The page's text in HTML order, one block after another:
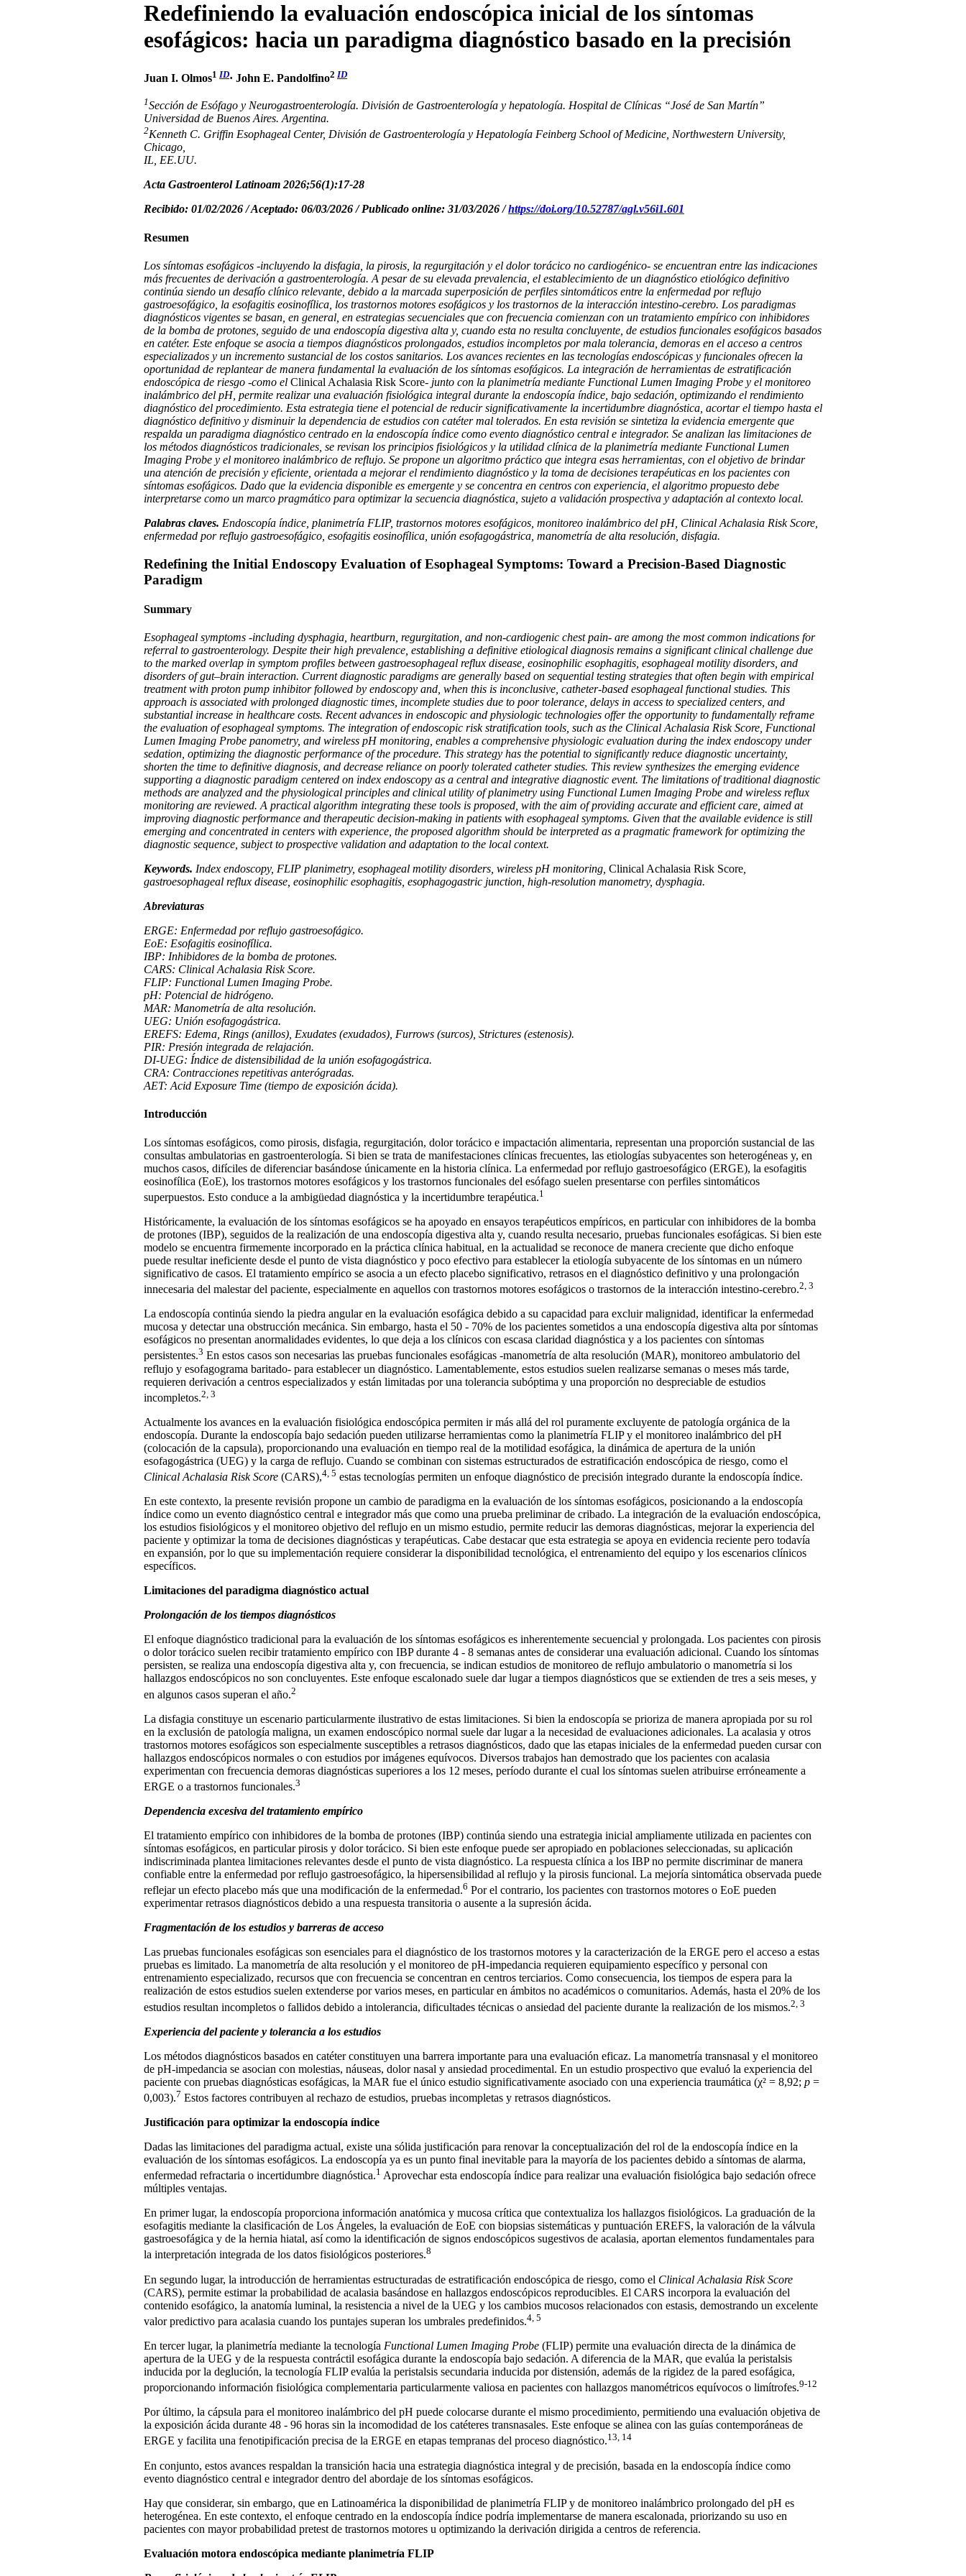
Redefiniendo la evaluación endoscópica inicial de los síntomas
esofágicos: hacia un paradigma diagnóstico basado en la precisión
Juan I. Olmos1 ID· John E. Pandolfino2 ID
1Sección de Esófago y Neurogastroenterología. División de Gastroenterología y hepatología. Hospital de Clínicas “José de San Martín”
Universidad de Buenos Aires. Argentina.
2Kenneth C. Griffin Esophageal Center, División de Gastroenterología y Hepatología Feinberg School of Medicine, Northwestern University,
Chicago,
IL, EE.UU.
Acta Gastroenterol Latinoam 2026;56(1):17-28
Recibido: 01/02/2026 / Aceptado: 06/03/2026 / Publicado online: 31/03/2026 /https://doi.org/10.52787/agl.v56i1.601
Resumen
Los síntomas esofágicos -incluyendo la disfagia, la pirosis, la regurgitación y el dolor torácico no cardiogénico- se encuentran entre las indicaciones
más frecuentes de derivación a gastroenterología. A pesar de su elevada prevalencia, el establecimiento de un diagnóstico etiológico definitivo
continúa siendo un desafío clínico relevante, debido a la marcada superposición de perfiles sintomáticos entre la enfermedad por reflujo
gastroesofágico, la esofagitis eosinofílica, los trastornos motores esofágicos y los trastornos de la interacción intestino-cerebro. Los paradigmas
diagnósticos vigentes se basan, en general, en estrategias secuenciales que con frecuencia comienzan con un tratamiento empírico con inhibidores
de la bomba de protones, seguido de una endoscopía digestiva alta y, cuando esta no resulta concluyente, de estudios funcionales esofágicos basados
en catéter. Este enfoque se asocia a tiempos diagnósticos prolongados, estudios incompletos por mala tolerancia, demoras en el acceso a centros
especializados y un incremento sustancial de los costos sanitarios. Los avances recientes en las tecnologías endoscópicas y funcionales ofrecen la
oportunidad de replantear de manera fundamental la evaluación de los síntomas esofágicos. La integración de herramientas de estratificación
endoscópica de riesgo -como el Clinical Achalasia Risk Score- junto con la planimetría mediante Functional Lumen Imaging Probe y el monitoreo
inalámbrico del pH, permite realizar una evaluación fisiológica integral durante la endoscopía índice, bajo sedación, optimizando el rendimiento
diagnóstico del procedimiento. Esta estrategia tiene el potencial de reducir significativamente la incertidumbre diagnóstica, acortar el tiempo hasta el
diagnóstico definitivo y disminuir la dependencia de estudios con catéter mal tolerados. En esta revisión se sintetiza la evidencia emergente que
respalda un paradigma diagnóstico centrado en la endoscopía índice como evento diagnóstico central e integrador. Se analizan las limitaciones de
los métodos diagnósticos tradicionales, se revisan los principios fisiológicos y la utilidad clínica de la planimetría mediante Functional Lumen
Imaging Probe y el monitoreo inalámbrico de reflujo. Se propone un algoritmo práctico que integra esas herramientas, con el objetivo de brindar
una atención de precisión y eficiente, orientada a mejorar el rendimiento diagnóstico y la toma de decisiones terapéuticas en los pacientes con
síntomas esofágicos. Dado que la evidencia disponible es emergente y se concentra en centros con experiencia, el algoritmo propuesto debe
interpretarse como un marco pragmático para optimizar la secuencia diagnóstica, sujeto a validación prospectiva y adaptación al contexto local.
Palabras claves. Endoscopía índice, planimetría FLIP, trastornos motores esofágicos, monitoreo inalámbrico del pH, Clinical Achalasia Risk Score,
enfermedad por reflujo gastroesofágico, esofagitis eosinofílica, unión esofagogástrica, manometría de alta resolución, disfagia.
Redefining the Initial Endoscopy Evaluation of Esophageal Symptoms: Toward a Precision-Based Diagnostic
Paradigm
Summary
Esophageal symptoms -including dysphagia, heartburn, regurgitation, and non-cardiogenic chest pain- are among the most common indications for
referral to gastroenterology. Despite their high prevalence, establishing a definitive etiological diagnosis remains a significant clinical challenge due
to the marked overlap in symptom profiles between gastroesophageal reflux disease, eosinophilic esophagitis, esophageal motility disorders, and
disorders of gut–brain interaction. Current diagnostic paradigms are generally based on sequential testing strategies that often begin with empirical
treatment with proton pump inhibitor followed by endoscopy and, when this is inconclusive, catheter-based esophageal functional studies. This
approach is associated with prolonged diagnostic times, incomplete studies due to poor tolerance, delays in access to specialized centers, and
substantial increase in healthcare costs. Recent advances in endoscopic and physiologic technologies offer the opportunity to fundamentally reframe
the evaluation of esophageal symptoms. The integration of endoscopic risk stratification tools, such as the Clinical Achalasia Risk Score, Functional
Lumen Imaging Probe panometry, and wireless pH monitoring, enables a comprehensive physiologic evaluation during the index endoscopy under
sedation, optimizing the diagnostic performance of the procedure. This strategy has the potential to significantly reduce diagnostic uncertainty,
shorten the time to definitive diagnosis, and decrease reliance on poorly tolerated catheter studies. This review synthesizes the emerging evidence
supporting a diagnostic paradigm centered on index endoscopy as a central and integrative diagnostic event. The limitations of traditional diagnostic
methods are analyzed and the physiological principles and clinical utility of planimetry using Functional Lumen Imaging Probe and wireless reflux
monitoring are reviewed. A practical algorithm integrating these tools is proposed, with the aim of providing accurate and efficient care, aimed at
improving diagnostic performance and therapeutic decision-making in patients with esophageal symptoms. Given that the available evidence is still
emerging and concentrated in centers with experience, the proposed algorithm should be interpreted as a pragmatic framework for optimizing the
diagnostic sequence, subject to prospective validation and adaptation to the local context.
Keywords. Index endoscopy, FLIP planimetry, esophageal motility disorders, wireless pH monitoring, Clinical Achalasia Risk Score
gastroesophageal reflux disease, eosinophilic esophagitis, esophagogastric junction, high-resolution manometry, dysphagia.
Abreviaturas
ERGE: Enfermedad por reflujo gastroesofágico.
EoE: Esofagitis eosinofílica.
IBP: Inhibidores de la bomba de protones.
CARS: Clinical Achalasia Risk Score.
FLIP: Functional Lumen Imaging Probe.
pH: Potencial de hidrógeno.
MAR: Manometría de alta resolución.
UEG: Unión esofagogástrica.
EREFS: Edema, Rings (anillos), Exudates (exudados), Furrows (surcos), Strictures (estenosis).
PIR: Presión integrada de relajación.
DI-UEG: Índice de distensibilidad de la unión esofagogástrica.
CRA: Contracciones repetitivas anterógradas.
AET: Acid Exposure Time (tiempo de exposición ácida).
Introducción
Los síntomas esofágicos, como pirosis, disfagia, regurgitación, dolor torácico e impactación alimentaria, representan una proporción sustancial de las
consultas ambulatorias en gastroenterología. Si bien se trata de manifestaciones clínicas frecuentes, las etiologías subyacentes son heterogéneas y, en
muchos casos, difíciles de diferenciar basándose únicamente en la historia clínica. La enfermedad por reflujo gastroesofágico (ERGE), la esofagitis
eosinofílica (EoE), los trastornos motores esofágicos y los trastornos funcionales del esófago suelen presentarse con perfiles sintomáticos
superpuestos. Esto conduce a la ambigüedad diagnóstica y la incertidumbre terapéutica.1
Históricamente, la evaluación de los síntomas esofágicos se ha apoyado en ensayos terapéuticos empíricos, en particular con inhibidores de la bomba
de protones (IBP), seguidos de la realización de una endoscopía digestiva alta y, cuando resulta necesario, pruebas funcionales esofágicas. Si bien este
modelo se encuentra firmemente incorporado en la práctica clínica habitual, en la actualidad se reconoce de manera creciente que dicho enfoque
puede resultar ineficiente desde el punto de vista diagnóstico y poco efectivo para establecer la etiología subyacente de los síntomas en un número
significativo de casos. El tratamiento empírico se asocia a un efecto placebo significativo, retrasos en el diagnóstico definitivo y una prolongación
innecesaria del malestar del paciente, especialmente en aquellos con trastornos motores esofágicos o trastornos de la interacción intestino-cerebro.2, 3
La endoscopía continúa siendo la piedra angular en la evaluación esofágica debido a su capacidad para excluir malignidad, identificar la enfermedad
mucosa y detectar una obstrucción mecánica. Sin embargo, hasta el 50 - 70% de los pacientes sometidos a una endoscopía digestiva alta por síntomas
esofágicos no presentan anormalidades evidentes, lo que deja a los clínicos con escasa claridad diagnóstica y a los pacientes con síntomas
persistentes.3 En estos casos son necesarias las pruebas funcionales esofágicas -manometría de alta resolución (MAR), monitoreo ambulatorio del
reflujo y esofagograma baritado- para establecer un diagnóstico. Lamentablemente, estos estudios suelen realizarse semanas o meses más tarde,
requieren derivación a centros especializados y están limitadas por una tolerancia subóptima y una proporción no despreciable de estudios
incompletos.2, 3
Actualmente los avances en la evaluación fisiológica endoscópica permiten ir más allá del rol puramente excluyente de patología orgánica de la
endoscopía. Durante la endoscopía bajo sedación pueden utilizarse herramientas como la planimetría FLIP y el monitoreo inalámbrico del pH
(colocación de la capsula), proporcionando una evaluación en tiempo real de la motilidad esofágica, la dinámica de apertura de la unión
esofagogástrica (UEG) y la carga de reflujo. Cuando se combinan con sistemas estructurados de estratificación endoscópica de riesgo, como el
Clinical Achalasia Risk Score (CARS),4, 5 estas tecnologías permiten un enfoque diagnóstico de precisión integrado durante la endoscopía índice.
En este contexto, la presente revisión propone un cambio de paradigma en la evaluación de los síntomas esofágicos, posicionando a la endoscopía
índice como un evento diagnóstico central e integrador más que como una prueba preliminar de cribado. La integración de la evaluación endoscópica,
los estudios fisiológicos y el monitoreo objetivo del reflujo en un mismo estudio, permite reducir las demoras diagnósticas, mejorar la experiencia del
paciente y optimizar la toma de decisiones diagnósticas y terapéuticas. Cabe destacar que esta estrategia se apoya en evidencia reciente pero todavía
en expansión, por lo que su implementación requiere considerar la disponibilidad tecnológica, el entrenamiento del equipo y los escenarios clínicos
específicos.
Limitaciones del paradigma diagnóstico actual
Prolongación de los tiempos diagnósticos
El enfoque diagnóstico tradicional para la evaluación de los síntomas esofágicos es inherentemente secuencial y prolongada. Los pacientes con pirosis
o dolor torácico suelen recibir tratamiento empírico con IBP durante 4 - 8 semanas antes de considerar una evaluación adicional. Cuando los síntomas
persisten, se realiza una endoscopía digestiva alta y, con frecuencia, se indican estudios de monitoreo de reflujo ambulatorio o manometría si los
hallazgos endoscópicos no son concluyentes. Este enfoque escalonado suele dar lugar a tiempos diagnósticos que se extienden de tres a seis meses, y
en algunos casos superan el año.2
La disfagia constituye un escenario particularmente ilustrativo de estas limitaciones. Si bien la endoscopía se prioriza de manera apropiada por su rol
en la exclusión de patología maligna, un examen endoscópico normal suele dar lugar a la necesidad de evaluaciones adicionales. La acalasia y otros
trastornos motores esofágicos son especialmente susceptibles a retrasos diagnósticos, dado que las etapas iniciales de la enfermedad pueden cursar con
hallazgos endoscópicos normales o con estudios por imágenes equívocos. Diversos trabajos han demostrado que los pacientes con acalasia
experimentan con frecuencia demoras diagnósticas superiores a los 12 meses, período durante el cual los síntomas suelen atribuirse erróneamente a
ERGE o a trastornos funcionales.3
Dependencia excesiva del tratamiento empírico
El tratamiento empírico con inhibidores de la bomba de protones (IBP) continúa siendo una estrategia inicial ampliamente utilizada en pacientes con
síntomas esofágicos, en particular pirosis y dolor torácico. Si bien este enfoque puede ser apropiado en poblaciones seleccionadas, su aplicación
indiscriminada plantea limitaciones relevantes desde el punto de vista diagnóstico. La respuesta clínica a los IBP no permite discriminar de manera
confiable entre la enfermedad por reflujo gastroesofágico, la hipersensibilidad al reflujo y la pirosis funcional. La mejoría sintomática observada puede
reflejar un efecto placebo más que una modificación de la enfermedad.6 Por el contrario, los pacientes con trastornos motores o EoE pueden
experimentar retrasos diagnósticos debido a una respuesta transitoria o ausente a la supresión ácida.
Fragmentación de los estudios y barreras de acceso
Las pruebas funcionales esofágicas son esenciales para el diagnóstico de los trastornos motores y la caracterización de la ERGE pero el acceso a estas
pruebas es limitado. La manometría de alta resolución y el monitoreo de pH-impedancia requieren equipamiento específico y personal con
entrenamiento especializado, recursos que con frecuencia se concentran en centros terciarios. Como consecuencia, los tiempos de espera para la
realización de estos estudios suelen extenderse por varios meses, en particular en ámbitos no académicos o comunitarios. Además, hasta el 20% de los
estudios resultan incompletos o fallidos debido a intolerancia, dificultades técnicas o ansiedad del paciente durante la realización de los mismos.2, 3
Experiencia del paciente y tolerancia a los estudios
Los métodos diagnósticos basados en catéter constituyen una barrera importante para una evaluación eficaz. La manometría transnasal y el monitoreo
de pH-impedancia se asocian con molestias, náuseas, dolor nasal y ansiedad procedimental. En un estudio prospectivo que evaluó la experiencia del
paciente con pruebas diagnósticas esofágicas, la MAR fue el único estudio significativamente asociado con una experiencia traumática (χ² = 8,92; p =
0,003).7 Estos factores contribuyen al rechazo de estudios, pruebas incompletas y retrasos diagnósticos.
Justificación para optimizar la endoscopía índice
Dadas las limitaciones del paradigma actual, existe una sólida justificación para renovar la conceptualización del rol de la endoscopía índice en la
evaluación de los síntomas esofágicos. La endoscopía ya es un punto final inevitable para la mayoría de los pacientes debido a síntomas de alarma,
enfermedad refractaria o incertidumbre diagnóstica.1 Aprovechar esta endoscopía índice para realizar una evaluación fisiológica bajo sedación ofrece
múltiples ventajas.
En primer lugar, la endoscopía proporciona información anatómica y mucosa crítica que contextualiza los hallazgos fisiológicos. La graduación de la
esofagitis mediante la clasificación de Los Ángeles, la evaluación de EoE con biopsias sistemáticas y puntuación EREFS, la valoración de la válvula
gastroesofágica y de la hernia hiatal, así como la identificación de signos endoscópicos sugestivos de acalasia, aportan elementos fundamentales para
la interpretación integrada de los datos fisiológicos posteriores.8
En segundo lugar, la introducción de herramientas estructuradas de estratificación endoscópica de riesgo, como el Clinical Achalasia Risk Score
(CARS), permite estimar la probabilidad de acalasia basándose en hallazgos endoscópicos reproducibles. El CARS incorpora la evaluación del
contenido esofágico, la anatomía luminal, la resistencia a nivel de la UEG y los cambios mucosos relacionados con estasis, demostrando un excelente
valor predictivo para acalasia cuando los puntajes superan los umbrales predefinidos.4, 5
En tercer lugar, la planimetría mediante la tecnología Functional Lumen Imaging Probe (FLIP) permite una evaluación directa de la dinámica de
apertura de la UEG y de la respuesta contráctil esofágica durante la endoscopía bajo sedación. A diferencia de la MAR, que evalúa la peristalsis
inducida por la deglución, la tecnología FLIP evalúa la peristalsis secundaria inducida por distensión, además de la rigidez de la pared esofágica,
proporcionando información fisiológica complementaria particularmente valiosa en pacientes con hallazgos manométricos equívocos o limítrofes.9-12
Por último, la cápsula para el monitoreo inalámbrico del pH puede colocarse durante el mismo procedimiento, permitiendo una evaluación objetiva de
la exposición ácida durante 48 - 96 horas sin la incomodidad de los catéteres transnasales. Este enfoque se alinea con las guías contemporáneas de
ERGE y facilita una fenotipificación precisa de la ERGE en etapas tempranas del proceso diagnóstico.13, 14
En conjunto, estos avances respaldan la transición hacia una estrategia diagnóstica integral y de precisión, basada en la endoscopía índice como
evento diagnóstico central e integrador dentro del abordaje de los síntomas esofágicos.
Hay que considerar, sin embargo, que en Latinoamérica la disponibilidad de planimetría FLIP y de monitoreo inalámbrico prolongado del pH es
heterogénea. En este contexto, el enfoque centrado en la endoscopía índice podría implementarse de manera escalonada, priorizando su uso en
pacientes con mayor probabilidad pretest de trastornos motores u optimizando la derivación dirigida a centros de referencia.
Evaluación motora endoscópica mediante planimetría FLIP